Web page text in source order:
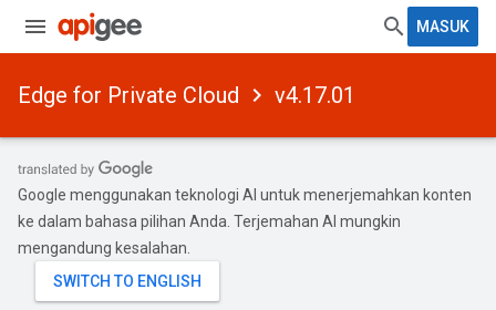
MASUK
Edge for Private Cloud v4.17.01
Google menggunakan teknologi AI untuk menerjemahkan konten
ke dalam bahasa pilihan Anda. Terjemahan AI mungkin
mengandung kesalahan.